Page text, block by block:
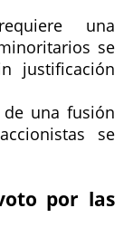
una
se
justificación
de una fusión
se
por las